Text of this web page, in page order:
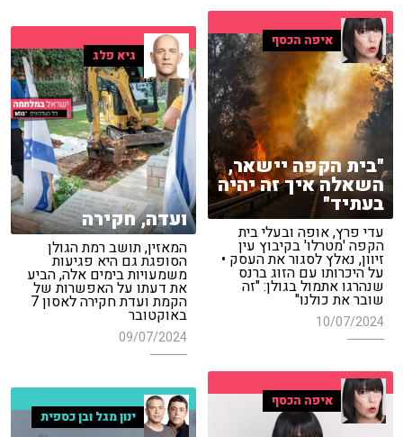
איפה הכסף
"בית הקפה יישאר,
השאלה איך זה יהיה
בעתיד"
עדי פרץ, אופה ובעלי בית
הקפה 'מטרלו' בקיבוץ עין
זיוון, נאלץ לסגור את העסק •
על היכרותו עם הזוג ברנס
שנהרגו אתמול בגולן: "זה
שובר את כולנו"
10/07/2024
גיא פלג
ועדה, חקירה
המאזין, תושב רמת הגולן
הסופגת גם היא פגיעות
משמעויות בימים אלה, הביע
את דעתו על האפשרות של
הקמת ועדת חקירה לאסון 7
באוקטובר
09/07/2024
איפה הכסף
ינון מגל ובן כספית